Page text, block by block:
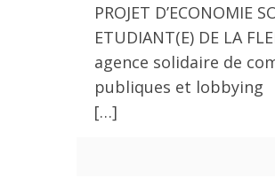
PROJET D’ECONOMIE
ETUDIANT(E) DE LA
agence solidaire de
publiques et lobbying
[…]